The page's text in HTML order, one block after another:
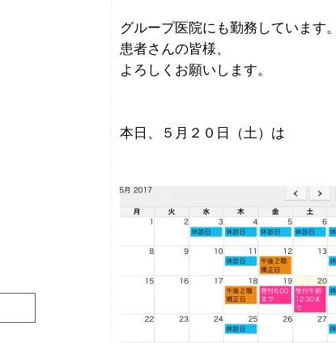
グループ医院にも勤務しています。
患者さんの皆様、
よろしくお願いします。
本日、５月２０日（土）は